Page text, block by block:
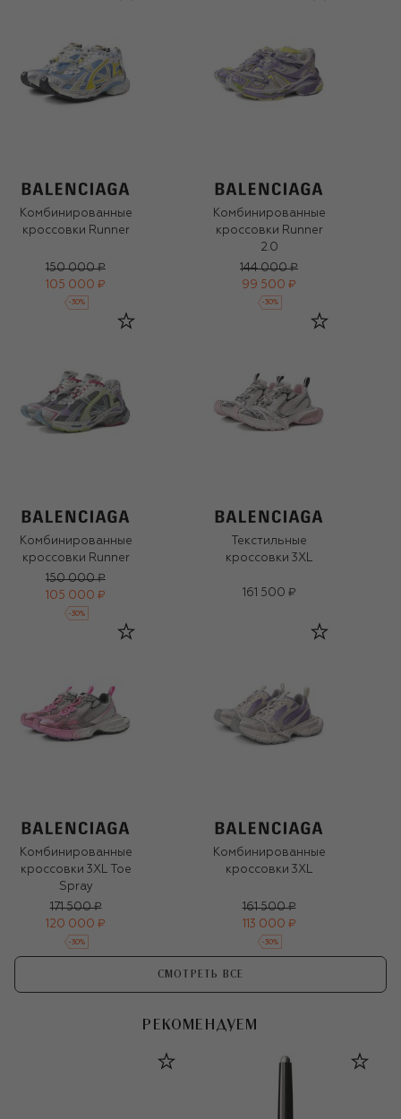
Комбинированные
кроссовки Runner
150 000 ₽
105 000 ₽
-30%
Комбинированные
кроссовки Runner
2.0
144 000 ₽
99 500 ₽
-30%
Комбинированные
кроссовки Runner
150 000 ₽
105 000 ₽
-30%
Текстильные
кроссовки 3XL
161 500 ₽
Комбинированные
кроссовки 3XL Toe
Spray
171 500 ₽
120 000 ₽
-30%
Комбинированные
кроссовки 3XL
161 500 ₽
113 000 ₽
-30%
СМОТРЕТЬ ВСЕ
РЕКОМЕНДУЕМ